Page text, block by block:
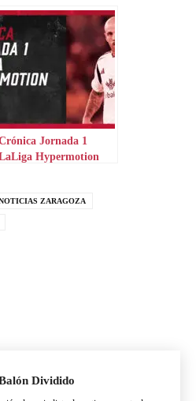
Jornada 1
Hypermotion
ZARAGOZA
Dividido